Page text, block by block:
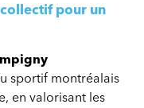
pour un
sportif montréalais
en valorisant les